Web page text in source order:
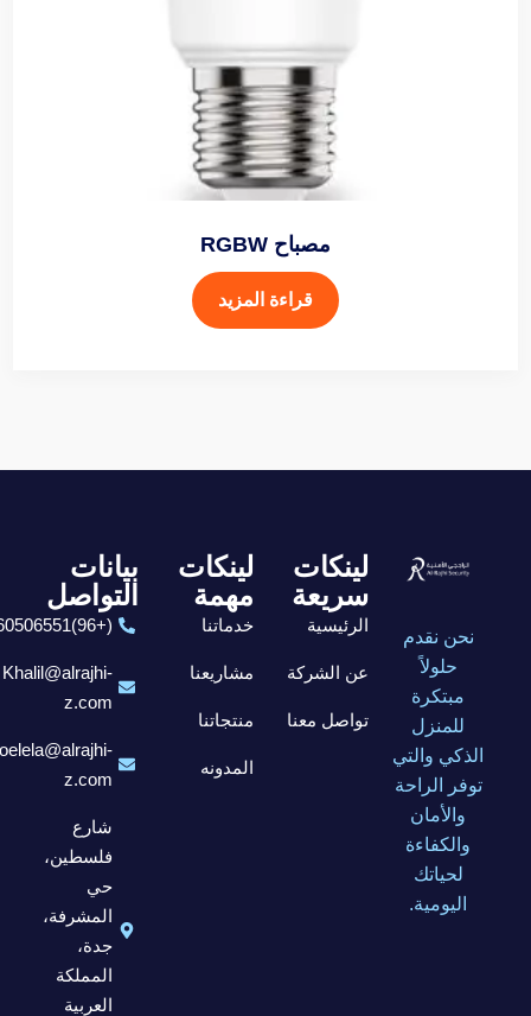
مصباح RGBW
قراءة المزيد
نحن نقدم
حلولاً
مبتكرة
للمنزل
الذكي والتي
توفر الراحة
والأمان
والكفاءة
لحياتك
اليومية.
لينكات
سريعة
الرئيسية
عن الشركة
تواصل معنا
لينكات
مهمة
خدماتنا
مشاريعنا
منتجاتنا
المدونه
بيانات
التواصل
(+96)6560506551
Khalil@alrajhi-
z.com
z.com
شارع
فلسطين،
حي
المشرفة،
جدة،
المملكة
العربية